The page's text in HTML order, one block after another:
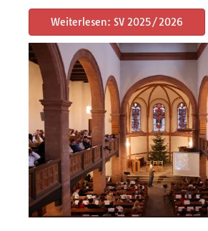
Weiterlesen: SV 2025/2026